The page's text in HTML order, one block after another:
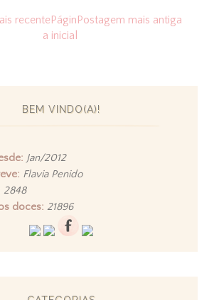
recente Postagem mais antiga
Págin
a inicial
BEM VINDO(A)!
Jan/2012
Flavia Penido
2848
doces: 21896